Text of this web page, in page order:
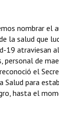
nombrar el
la salud que
19 atraviesan
personal de
el
Salud para
hasta el